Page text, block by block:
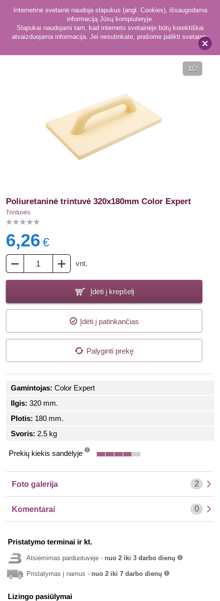
x
Internetinė svetainė naudoja slapukus (angl. Cookies), išsaugodama
informaciją Jūsų kompiuteryje.
Slapukai naudojami tam, kad interneto svetainėje būtų korektiškai
atvaizduojama informacija. Jei nesutinkate, prašome palikti svetainę.
Trintuvės 13
1/2
Poliuretaninė trintuvė 320x180mm Color Expert
Trintuvės
6,26 €
vnt.
Įdėti į krepšelį
Įdėti į patinkančias
Palyginti prekę
Gamintojas: Color Expert
Ilgis: 320 mm.
Plotis: 180 mm.
Svoris: 2.5 kg
Prekių kiekis sandėlyje
Foto galerija 2
Komentarai 0
Pristatymo terminai ir kt.
Atsiėmimas parduotuvėje - nuo 2 iki 3 darbo dienų
Pristatymas į namus - nuo 2 iki 7 darbo dienų
Lizingo pasiūlymai